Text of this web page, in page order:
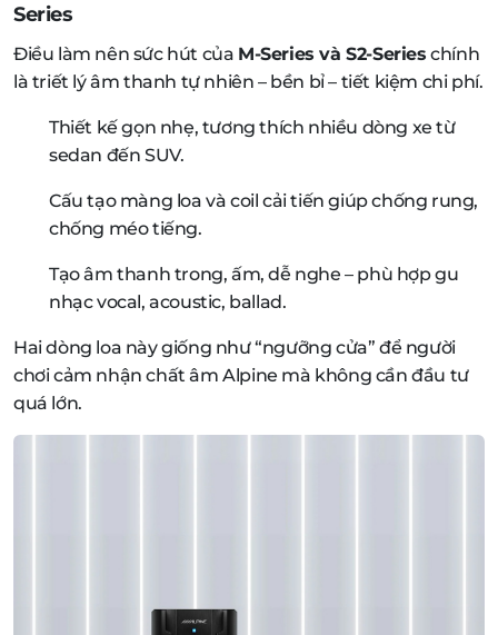
Series
Điều làm nên sức hút của M-Series và S2-Series chính
là triết lý âm thanh tự nhiên – bền bỉ – tiết kiệm chi phí.
Thiết kế gọn nhẹ, tương thích nhiều dòng xe từ
sedan đến SUV.
Cấu tạo màng loa và coil cải tiến giúp chống rung,
chống méo tiếng.
Tạo âm thanh trong, ấm, dễ nghe – phù hợp gu
nhạc vocal, acoustic, ballad.
Hai dòng loa này giống như “ngưỡng cửa” để người
chơi cảm nhận chất âm Alpine mà không cần đầu tư
quá lớn.